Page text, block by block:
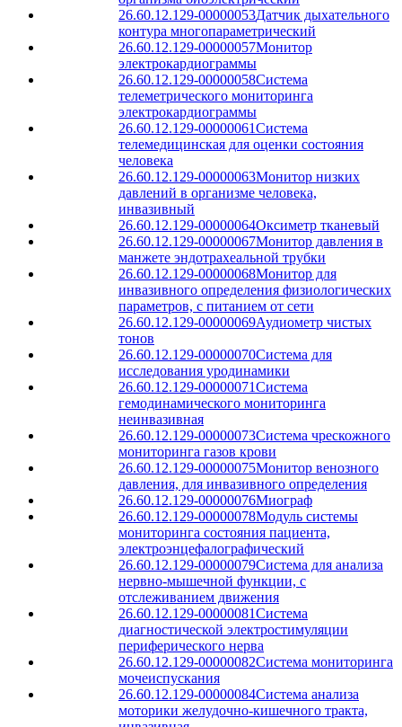
26.60.12.129-00000053Датчик дыхательного
контура многопараметрический
26.60.12.129-00000057Монитор
электрокардиограммы
26.60.12.129-00000058Система
телеметрического мониторинга
электрокардиограммы
26.60.12.129-00000061Система
телемедицинская для оценки состояния
человека
26.60.12.129-00000063Монитор низких
давлений в организме человека,
инвазивный
26.60.12.129-00000064Оксиметр тканевый
26.60.12.129-00000067Монитор давления в
манжете эндотрахеальной трубки
26.60.12.129-00000068Монитор для
инвазивного определения физиологических
параметров, с питанием от сети
26.60.12.129-00000069Аудиометр чистых
тонов
26.60.12.129-00000070Система для
исследования уродинамики
26.60.12.129-00000071Система
гемодинамического мониторинга
неинвазивная
26.60.12.129-00000073Система чрескожного
мониторинга газов крови
26.60.12.129-00000075Монитор венозного
давления, для инвазивного определения
26.60.12.129-00000076Миограф
26.60.12.129-00000078Модуль системы
мониторинга состояния пациента,
электроэнцефалографический
26.60.12.129-00000079Система для анализа
нервно-мышечной функции, с
отслеживанием движения
26.60.12.129-00000081Система
диагностической электростимуляции
периферического нерва
26.60.12.129-00000082Система мониторинга
мочеиспускания
26.60.12.129-00000084Система анализа
моторики желудочно-кишечного тракта,